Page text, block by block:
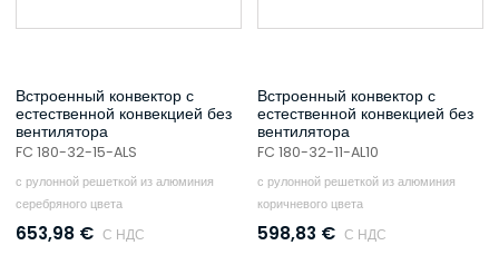
Встроенный конвектор с
естественной конвекцией без
вентилятора
FC 180-32-15-ALS
с рулонной решеткой из алюминия
серебряного цвета
653,98 € С НДС
Встроенный конвектор с
естественной конвекцией без
вентилятора
FC 180-32-11-AL10
с рулонной решеткой из алюминия
коричневого цвета
598,83 € С НДС